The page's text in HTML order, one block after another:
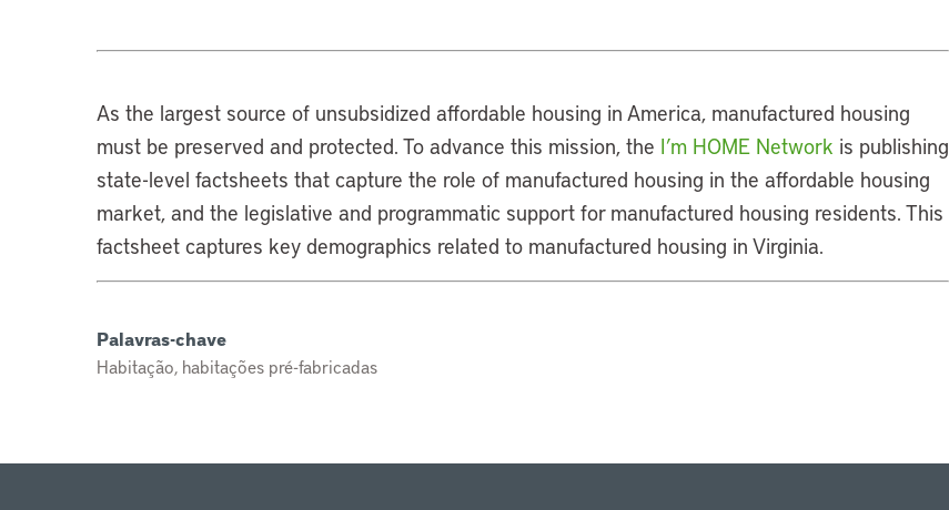
As the largest source of unsubsidized affordable housing in America, manufactured housing
must be preserved and protected. To advance this mission, the I’m HOME Network is publishing
state-level factsheets that capture the role of manufactured housing in the affordable housing
market, and the legislative and programmatic support for manufactured housing residents. This
factsheet captures key demographics related to manufactured housing in Virginia.
Palavras-chave
Habitação, habitações pré-fabricadas